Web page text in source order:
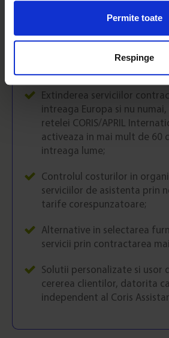
Permite toate
Respinge
asistentei, precum si in al
daunelor auto din sistemul
Extinderea serviciilor
intreaga Europa si nu
retelei CORIS/APRIL
activeaza in mai mult de 60
intreaga lume;
Controlul costurilor in
serviciilor de asistenta prin
tarife corespunzatoare;
Alternative in selectarea
servicii prin contractarea
Solutii personalizate si usor
cererea clientilor, datorita
independent al Coris